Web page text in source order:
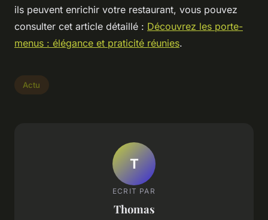
ils peuvent enrichir votre restaurant, vous pouvez
consulter cet article détaillé : Découvrez les porte-
menus : élégance et praticité réunies.
Actu
T
ECRIT PAR
Thomas